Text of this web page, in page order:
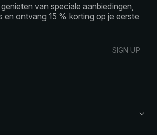
van speciale aanbiedingen,
en ontvang 15 % korting op je eerste
SIGN UP